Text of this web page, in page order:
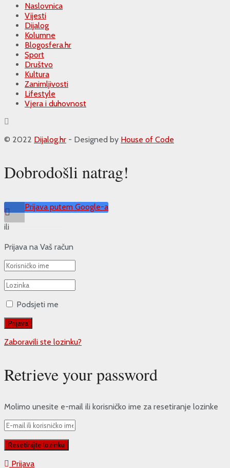
Naslovnica
Vijesti
Dijalog
Kolumne
Blogosfera.hr
Sport
Društvo
Kultura
Zanimljivosti
Lifestyle
Vjera i duhovnost
© 2022 Dijalog.hr - Designed by House of Code
Dobrodošli natrag!
Prijava putem Google-a
ili
Prijava na Vaš račun
Podsjeti me
Zaboravili ste lozinku?
Retrieve your password
Molimo unesite e-mail ili korisničko ime za resetiranje lozinke
Prijava